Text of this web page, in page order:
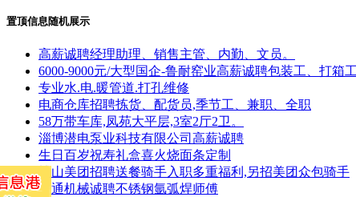
置顶信息随机展示
高薪诚聘经理助理、销售主管、内勤、文员。
6000-9000元/大型国企-鲁耐窑业高薪诚聘包装工、打箱
专业水.电.暖管道.打孔维修
电商仓库招聘拣货、配货员,季节工、兼职、全职
58万带车库,凤苑大平层,3室2厅2卫。
淄博潜电泵业科技有限公司高薪诚聘
生日百岁祝寿礼盒喜火烧面条定制
博山美团招聘送餐骑手入职多重福利,另招美团众包骑手
鸿通机械诚聘不锈钢氩弧焊师傅